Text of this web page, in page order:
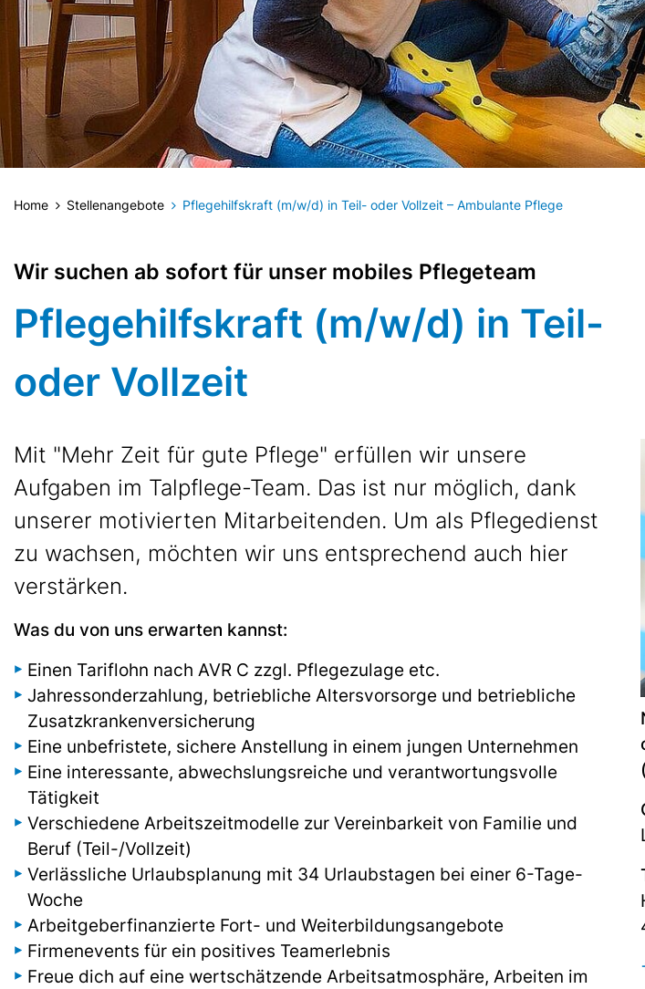
Home Stellenangebote Pflegehilfskraft (m/w/d) in Teil- oder Vollzeit – Ambulante Pflege
Wir suchen ab sofort für unser mobiles Pflegeteam
Pflegehilfskraft (m/w/d) in Teil-
oder Vollzeit
Mit "Mehr Zeit für gute Pflege" erfüllen wir unsere
Aufgaben im Talpflege-Team. Das ist nur möglich, dank
unserer motivierten Mitarbeitenden. Um als Pflegedienst
zu wachsen, möchten wir uns entsprechend auch hier
verstärken.
Was du von uns erwarten kannst:
Einen Tariflohn nach AVR C zzgl. Pflegezulage etc.
Jahressonderzahlung, betriebliche Altersvorsorge und betriebliche
Zusatzkrankenversicherung
Eine unbefristete, sichere Anstellung in einem jungen Unternehmen
Eine interessante, abwechslungsreiche und verantwortungsvolle
Tätigkeit
Verschiedene Arbeitszeitmodelle zur Vereinbarkeit von Familie und
Beruf (Teil-/Vollzeit)
Verlässliche Urlaubsplanung mit 34 Urlaubstagen bei einer 6-Tage-
Woche
Arbeitgeberfinanzierte Fort- und Weiterbildungsangebote
Firmenevents für ein positives Teamerlebnis
Freue dich auf eine wertschätzende Arbeitsatmosphäre, Arbeiten im